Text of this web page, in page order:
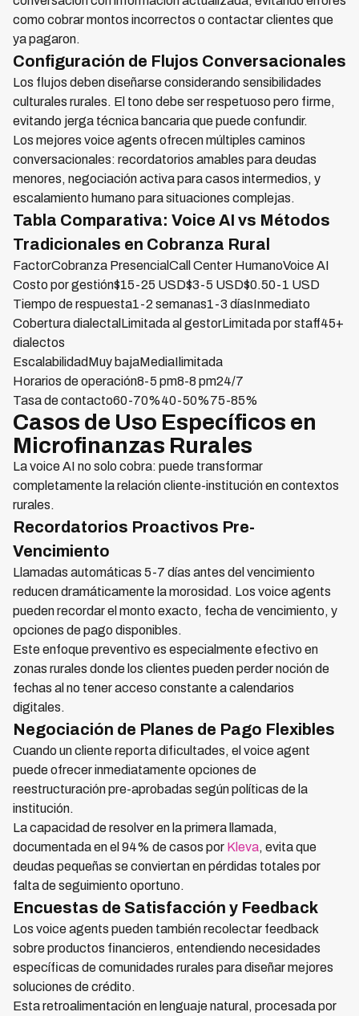
como cobrar montos incorrectos o contactar clientes que
ya pagaron.
Configuración de Flujos Conversacionales
Los flujos deben diseñarse considerando sensibilidades
culturales rurales. El tono debe ser respetuoso pero firme,
evitando jerga técnica bancaria que puede confundir.
Los mejores voice agents ofrecen múltiples caminos
conversacionales: recordatorios amables para deudas
menores, negociación activa para casos intermedios, y
escalamiento humano para situaciones complejas.
Tabla Comparativa: Voice AI vs Métodos
Tradicionales en Cobranza Rural
FactorCobranza PresencialCall Center HumanoVoice AI
Costo por gestión$15-25 USD$3-5 USD$0.50-1 USD
Tiempo de respuesta1-2 semanas1-3 díasInmediato
Cobertura dialectalLimitada al gestorLimitada por staff45+
dialectos
EscalabilidadMuy bajaMediaIlimitada
Horarios de operación8-5 pm8-8 pm24/7
Tasa de contacto60-70%40-50%75-85%
Casos de Uso Específicos en
Microfinanzas Rurales
La voice AI no solo cobra: puede transformar
completamente la relación cliente-institución en contextos
rurales.
Recordatorios Proactivos Pre-
Vencimiento
Llamadas automáticas 5-7 días antes del vencimiento
reducen dramáticamente la morosidad. Los voice agents
pueden recordar el monto exacto, fecha de vencimiento, y
opciones de pago disponibles.
Este enfoque preventivo es especialmente efectivo en
zonas rurales donde los clientes pueden perder noción de
fechas al no tener acceso constante a calendarios
digitales.
Negociación de Planes de Pago Flexibles
Cuando un cliente reporta dificultades, el voice agent
puede ofrecer inmediatamente opciones de
reestructuración pre-aprobadas según políticas de la
institución.
La capacidad de resolver en la primera llamada,
documentada en el 94% de casos por Kleva, evita que
deudas pequeñas se conviertan en pérdidas totales por
falta de seguimiento oportuno.
Encuestas de Satisfacción y Feedback
Los voice agents pueden también recolectar feedback
sobre productos financieros, entendiendo necesidades
específicas de comunidades rurales para diseñar mejores
soluciones de crédito.
Esta retroalimentación en lenguaje natural, procesada por